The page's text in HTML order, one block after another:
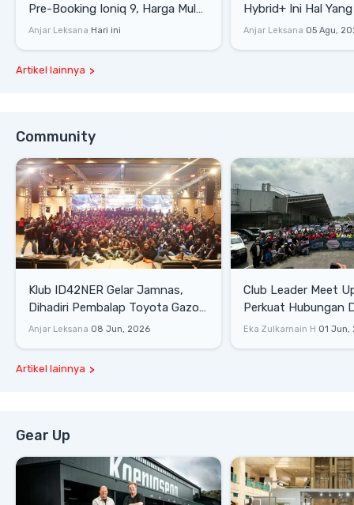
Pre-Booking Ioniq 9, Harga Mulai
Rp1,49 Miliar
Anjar Leksana Hari ini
Hybrid+ Ini Hal
Diketahui
Anjar Leksana 05 Agu,
Artikel lainnya
Community
Klub ID42NER Gelar Jamnas,
Dihadiri Pembalap Toyota Gazoo
Racing
Anjar Leksana 08 Jun, 2026
Club Leader Meet
Perkuat Hubungan
Dengan Komunitas
Eka Zulkarnain H 01 Jun,
Artikel lainnya
Gear Up